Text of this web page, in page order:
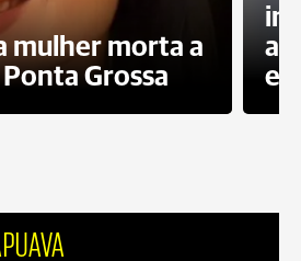
mulher morta a
Grossa